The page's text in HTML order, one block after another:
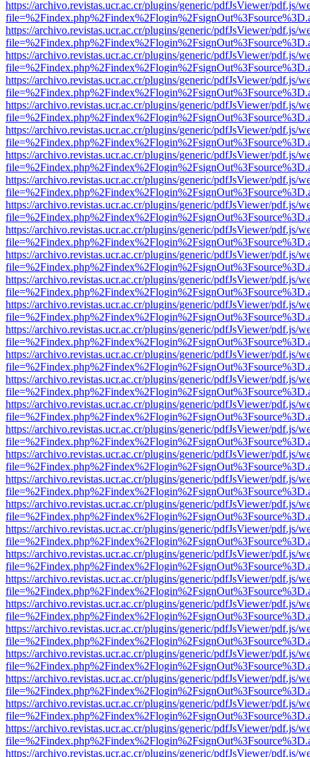
https://archivo.revistas.ucr.ac.cr/plugins/generic/pdfJsViewer/pdf.js/
https://archivo.revistas.ucr.ac.cr/plugins/generic/pdfJsViewer/pdf.js/
https://archivo.revistas.ucr.ac.cr/plugins/generic/pdfJsViewer/pdf.js/
https://archivo.revistas.ucr.ac.cr/plugins/generic/pdfJsViewer/pdf.js/
https://archivo.revistas.ucr.ac.cr/plugins/generic/pdfJsViewer/pdf.js/
https://archivo.revistas.ucr.ac.cr/plugins/generic/pdfJsViewer/pdf.js/
https://archivo.revistas.ucr.ac.cr/plugins/generic/pdfJsViewer/pdf.js/
https://archivo.revistas.ucr.ac.cr/plugins/generic/pdfJsViewer/pdf.js/
https://archivo.revistas.ucr.ac.cr/plugins/generic/pdfJsViewer/pdf.js/
https://archivo.revistas.ucr.ac.cr/plugins/generic/pdfJsViewer/pdf.js/
https://archivo.revistas.ucr.ac.cr/plugins/generic/pdfJsViewer/pdf.js/
https://archivo.revistas.ucr.ac.cr/plugins/generic/pdfJsViewer/pdf.js/
https://archivo.revistas.ucr.ac.cr/plugins/generic/pdfJsViewer/pdf.js/
https://archivo.revistas.ucr.ac.cr/plugins/generic/pdfJsViewer/pdf.js/
https://archivo.revistas.ucr.ac.cr/plugins/generic/pdfJsViewer/pdf.js/
https://archivo.revistas.ucr.ac.cr/plugins/generic/pdfJsViewer/pdf.js/
https://archivo.revistas.ucr.ac.cr/plugins/generic/pdfJsViewer/pdf.js/
https://archivo.revistas.ucr.ac.cr/plugins/generic/pdfJsViewer/pdf.js/
https://archivo.revistas.ucr.ac.cr/plugins/generic/pdfJsViewer/pdf.js/
https://archivo.revistas.ucr.ac.cr/plugins/generic/pdfJsViewer/pdf.js/
https://archivo.revistas.ucr.ac.cr/plugins/generic/pdfJsViewer/pdf.js/
https://archivo.revistas.ucr.ac.cr/plugins/generic/pdfJsViewer/pdf.js/
https://archivo.revistas.ucr.ac.cr/plugins/generic/pdfJsViewer/pdf.js/
https://archivo.revistas.ucr.ac.cr/plugins/generic/pdfJsViewer/pdf.js/
https://archivo.revistas.ucr.ac.cr/plugins/generic/pdfJsViewer/pdf.js/
https://archivo.revistas.ucr.ac.cr/plugins/generic/pdfJsViewer/pdf.js/
https://archivo.revistas.ucr.ac.cr/plugins/generic/pdfJsViewer/pdf.js/
https://archivo.revistas.ucr.ac.cr/plugins/generic/pdfJsViewer/pdf.js/
https://archivo.revistas.ucr.ac.cr/plugins/generic/pdfJsViewer/pdf.js/
https://archivo.revistas.ucr.ac.cr/plugins/generic/pdfJsViewer/pdf.js/
https://archivo.revistas.ucr.ac.cr/plugins/generic/pdfJsViewer/pdf.js/